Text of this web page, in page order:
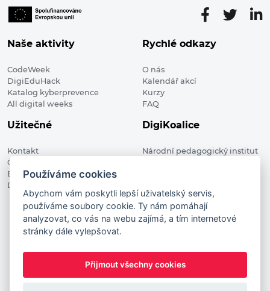
Naše aktivity
CodeWeek
DigiEduHack
Katalog kyberprevence
All digital weeks
Rychlé odkazy
O nás
Kalendář akcí
Kurzy
FAQ
Užitečné
Kontakt
Členské organizace
Blog
Digitalizace ve vzdělávání
DigiKoalice
Národní pedagogický institut
DigiKoalice 2021. All rights reserved
Vstup do administrace
This project has received funding from the European
Commission Innovation and Networks Executive Agency (now
Používáme cookies
Abychom vám poskytli lepší uživatelský servis,
používáme soubory cookie. Ty nám pomáhají
analyzovat, co vás na webu zajímá, a tím internetové
stránky dále vylepšovat.
Přijmout všechny cookies